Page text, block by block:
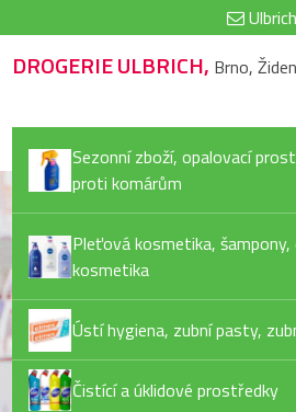
DROGERIE ULBRICH, Brno,
Sezonní zboží, opalovací
proti komárům
Pleťová kosmetika,
kosmetika
Ústí hygiena, zubní pasty,
Čistící a úklidové prostředky